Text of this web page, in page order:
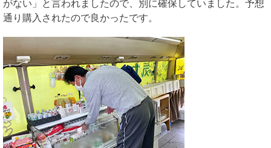
がない」と言われましたので、別に確保していました。予想
通り購入されたので良かったです。